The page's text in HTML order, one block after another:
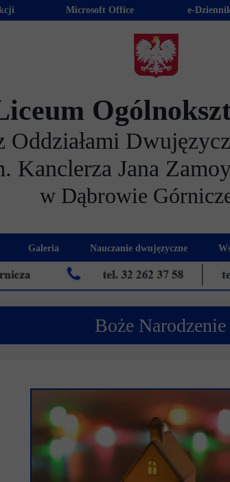
Boże
spotkań z rodzicami
Psychologiczno-Pedagogiczna
Galeria Nauczanie dwujęzyczne
Kadra dwujęzyczna
Oddziałami
Kanclerza Jana
w Dąbrowie
e-
Microsoft Office